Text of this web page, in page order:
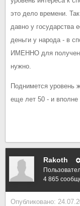
это дело времени.
давно у государства
деньги у народа - в
ИМЕННО для
нужно.
Поднимется уровень
еще лет 50 - и
Rakoth
4 865
Опубликовано: